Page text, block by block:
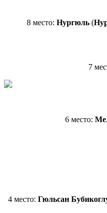
8 место: Нургюль (
7
6 место:
4 место: Гюльсан